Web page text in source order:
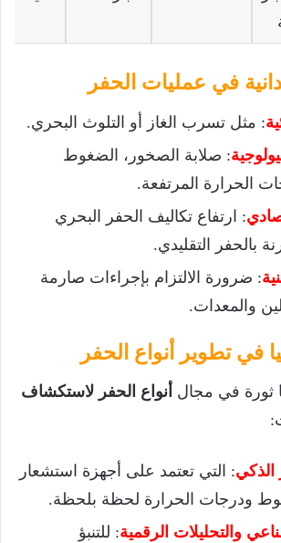
في عمليات الحفر
: مثل تسرب الغاز أو التلوث البحري.
: صلابة الصخور، الضغوط
الحرارة المرتفعة.
: ارتفاع تكاليف الحفر البحري
بالحفر التقليدي.
: ضرورة الالتزام بإجراءات صارمة
والمعدات.
في تطوير أنواع الحفر
ثورة في مجال أنواع الحفر لاستكشاف
الذكي: التي تعتمد على أجهزة استشعار
ودرجات الحرارة لحظة بلحظة.
والتحليلات الرقمية: للتنبؤ